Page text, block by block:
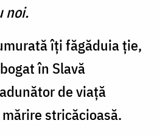
noi.
îţi făgăduia ţie,
în Slavă
de viaţă
stricăcioasă.